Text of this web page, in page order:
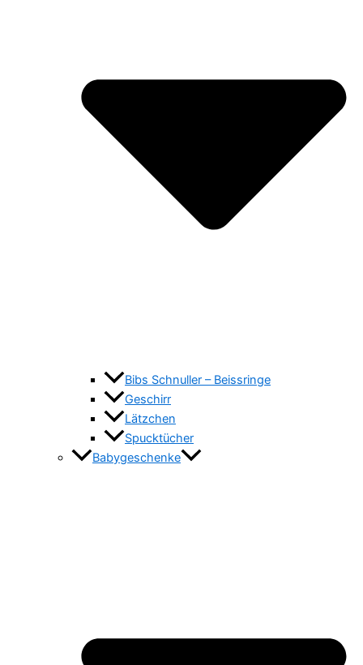
Bibs Schnuller – Beissringe
Geschirr
Lätzchen
Spucktücher
Babygeschenke